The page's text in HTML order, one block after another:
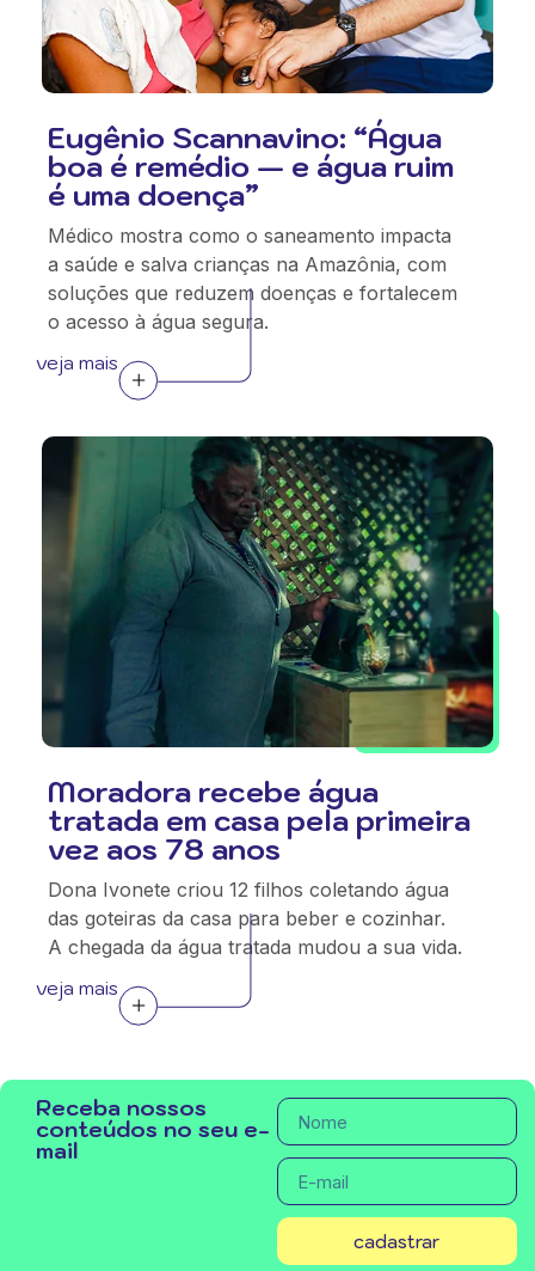
Eugênio Scannavino: “Água
boa é remédio — e água ruim
é uma doença”
Médico mostra como o saneamento impacta
a saúde e salva crianças na Amazônia, com
soluções que reduzem doenças e fortalecem
o acesso à água segura.
veja mais
Moradora recebe água
tratada em casa pela primeira
vez aos 78 anos
Dona Ivonete criou 12 filhos coletando água
das goteiras da casa para beber e cozinhar.
A chegada da água tratada mudou a sua vida.
veja mais
Receba nossos
conteúdos no seu e-
mail
cadastrar